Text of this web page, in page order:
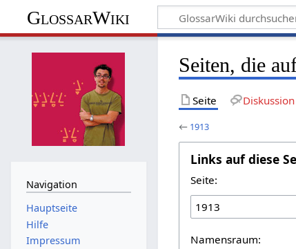
GlossarWiki
Seiten, die
Seite Diskussion
← 1913
Links auf diese
Seite:
Namensraum:
Navigation
Hauptseite
Hilfe
Impressum